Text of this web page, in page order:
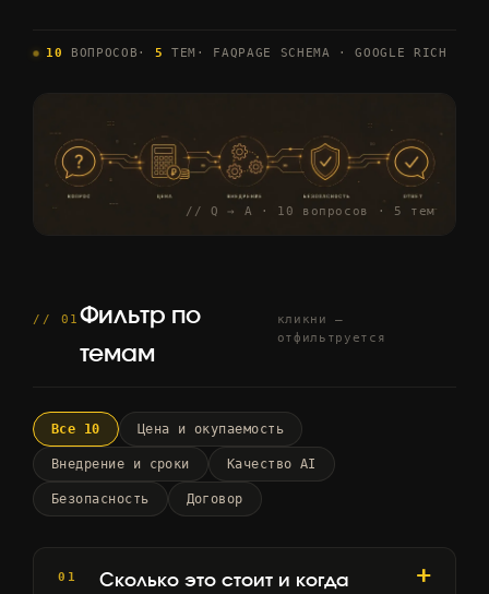
10 ВОПРОСОВ · 5 ТЕМ · FAQPAGE SCHEMA · GOOGLE RICH
// Q → A · 10 вопросов · 5 тем
// 01 Фильтр по
темам
кликни —
отфильтруется
Все 10 Цена и окупаемость
Внедрение и сроки Качество AI
Безопасность Договор
Сколько это стоит и когда